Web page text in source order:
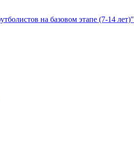
на базовом этапе (7-14 лет)"